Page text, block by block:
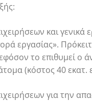
και
εργασίας».
το επιθυμεί ο
(κόστος 40 εκατ.
για την